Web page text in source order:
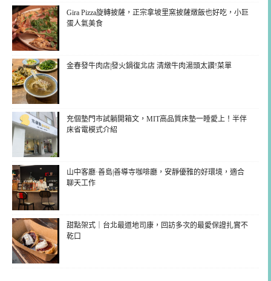
Gira Pizza旋轉披薩，正宗拿坡里窯披薩燉飯也好吃，小巨
蛋人氣美食
金春發牛肉店|發火鍋復北店 清燉牛肉湯頭太讚!菜單
充個墊門市試躺開箱文，MIT高品質床墊一睡愛上！半伴
床省電模式介紹
山中客廳·善島|善導寺咖啡廳，安靜優雅的好環境，適合
聊天工作
甜點架式｜台北最道地司康，回訪多次的最愛保證扎實不
乾口